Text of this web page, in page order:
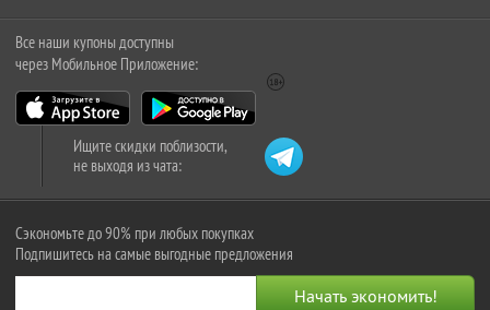
Все наши купоны доступны
через Мобильное Приложение:
Ищите скидки поблизости,
не выходя из чата:
Сэкономьте до 90% при любых покупках
Подпишитесь на самые выгодные предложения